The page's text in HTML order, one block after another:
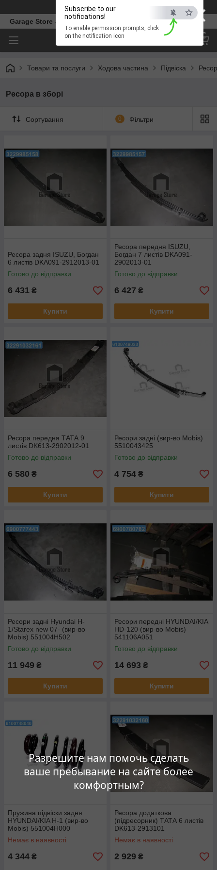
×
ESC
Разрешите нам помочь сделать
ваше пребывание на сайте более
комфортным?
Subscribe to our
notifications!
To enable permission prompts, click
on the notification icon
Телефон
Garage Store – інтернет магазин автозапчастин.
Товари та послуги Ходова частина Підвіска
Ресора в зборі
Сортування 0 Фільтри
Ресора задня ISUZU, Богдан
6 листів DKА091-2912013-01
Готово до відправки
6 431 ₴
Купити
Ресора передня ISUZU,
Богдан 7 листів DKА091-
2902013-01
Готово до відправки
6 427 ₴
Купити
Ресора передня ТАТА 9
листів DK613-2902012-01
Готово до відправки
6 580 ₴
Купити
Ресори задні (вир-во Mobis)
5510043425
Готово до відправки
4 754 ₴
Купити
Ресори задні Hyundai H-
1/Starex new 07- (вир-во
Mobis) 551004H502
Готово до відправки
11 949 ₴
Купити
Ресори передні HYUNDAI/KIA
HD-120 (вир-во Mobis)
541106A051
Готово до відправки
14 693 ₴
Купити
Пружина підвіски задня
HYUNDAI/KIA H-1 (вир-во
Mobis) 551004H000
Немає в наявності
4 344 ₴
Ресора додаткова
(підресорник) ТАТА 6 листів
DK613-2913101
Немає в наявності
2 929 ₴